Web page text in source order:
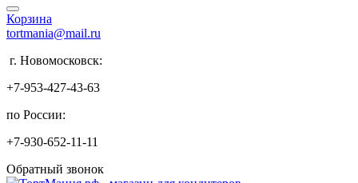
Корзина
tortmania@mail.ru
г. Новомосковск:
+7-953-427-43-63
по России:
+7-930-652-11-11
Обратный звонок